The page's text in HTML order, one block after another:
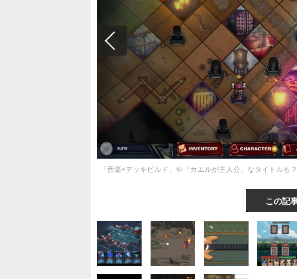
「音楽×デッキビルド」や「カエルが主人公」なタイトルも
この記